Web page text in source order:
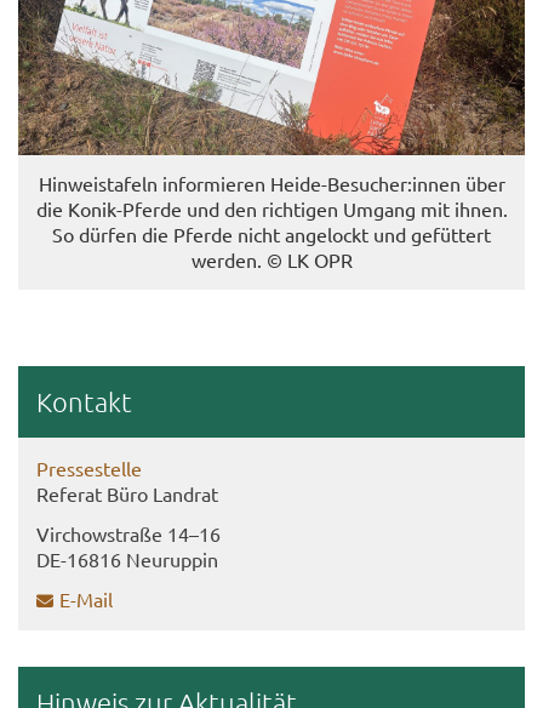
Hin­weis­ta­feln in­for­mie­ren Heide-​Besucher:innen über
die Konik-​Pferde und den rich­ti­gen Um­gang mit ihnen.
So dür­fen die Pfer­de nicht an­ge­lockt und ge­füt­tert
wer­den. © LK OPR
Kon­takt
Pres­se­stel­le
Re­fe­rat Büro Land­rat
Virch­ow­stra­ße 14–16
DE-​16816 Neu­rup­pin
E-​Mail